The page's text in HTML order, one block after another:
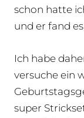
schon hatte
und er fand
Ich habe
versuche ein
super